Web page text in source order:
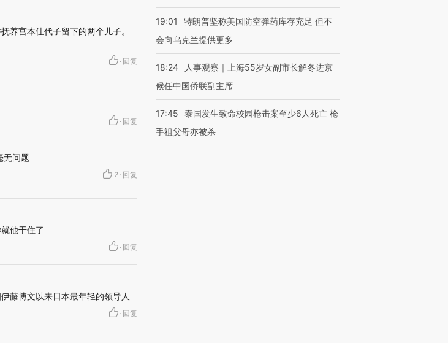
养宫本佳代子留下的两个儿子。
· 回复
· 回复
无问题
2 · 回复
他干住了
· 回复
藤博文以来日本最年轻的领导人
· 回复
19:01
特朗普坚称美国防空弹药库存充足 但不
会向乌克兰提供更多
18:24
人事观察｜上海55岁女副市长解冬进京
候任中国侨联副主席
17:45
泰国发生致命校园枪击案至少6人死亡 枪
手祖父母亦被杀